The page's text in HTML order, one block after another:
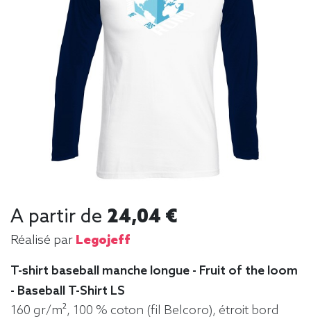
A partir de 24,04 €
Réalisé par Legojeff
T-shirt baseball manche longue - Fruit of the loom
- Baseball T-Shirt LS
160 gr/m², 100 % coton (fil Belcoro), étroit bord